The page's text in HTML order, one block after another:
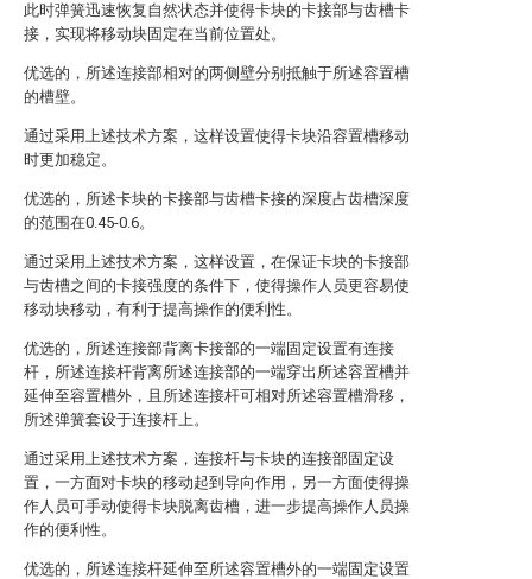
此时弹簧迅速恢复自然状态并使得卡块的卡接部与齿槽卡
接，实现将移动块固定在当前位置处。
优选的，所述连接部相对的两侧壁分别抵触于所述容置槽
的槽壁。
通过采用上述技术方案，这样设置使得卡块沿容置槽移动
时更加稳定。
优选的，所述卡块的卡接部与齿槽卡接的深度占齿槽深度
的范围在0.45-0.6。
通过采用上述技术方案，这样设置，在保证卡块的卡接部
与齿槽之间的卡接强度的条件下，使得操作人员更容易使
移动块移动，有利于提高操作的便利性。
优选的，所述连接部背离卡接部的一端固定设置有连接
杆，所述连接杆背离所述连接部的一端穿出所述容置槽并
延伸至容置槽外，且所述连接杆可相对所述容置槽滑移，
所述弹簧套设于连接杆上。
通过采用上述技术方案，连接杆与卡块的连接部固定设
置，一方面对卡块的移动起到导向作用，另一方面使得操
作人员可手动使得卡块脱离齿槽，进一步提高操作人员操
作的便利性。
优选的，所述连接杆延伸至所述容置槽外的一端固定设置